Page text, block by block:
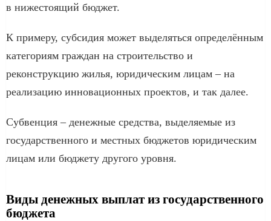
в нижестоящий бюджет.
К примеру, субсидия может выделяться определённым
категориям граждан на строительство и
реконструкцию жилья, юридическим лицам – на
реализацию инновационных проектов, и так далее.
Субвенция – денежные средства, выделяемые из
государственного и местных бюджетов юридическим
лицам или бюджету другого уровня.
Виды денежных выплат из государственного
бюджета